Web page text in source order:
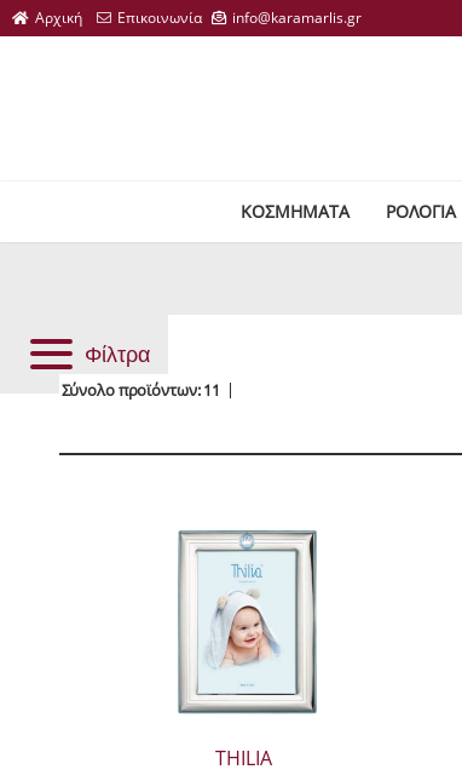
ΚΟΣΜΗΜΑΤΑ ΡΟΛΟΓΙΑ
Φίλτρα
Σύνολο προϊόντων: 11
THILIA